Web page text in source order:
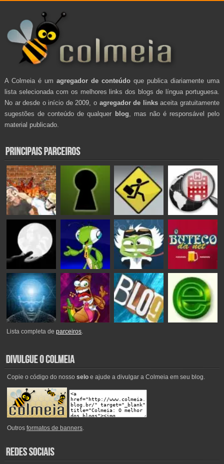
A Colmeia é um agregador de conteúdo que publica diariamente uma
lista selecionada com os melhores links dos blogs de língua portuguesa.
No ar desde o início de 2009, o agregador de linksaceita gratuitamente
sugestões de conteúdo de qualquer blog , mas não é responsável pelo
material publicado.
Lista completa deparceiros.
Copie o código do nosso seloe ajude a divulgar a Colmeia em seu blog.
Outros formatos de banners.